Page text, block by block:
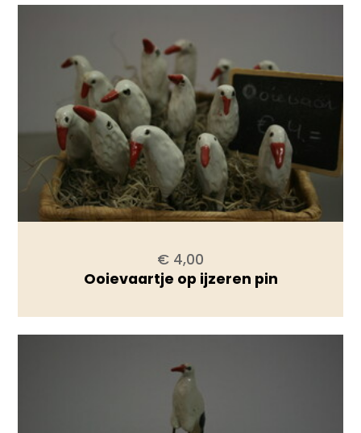
€ 4,00
Ooievaartje op ijzeren pin